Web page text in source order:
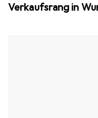
Verkaufsrang in